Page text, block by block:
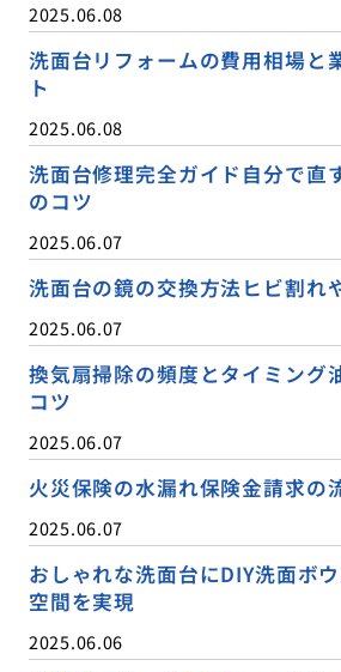
2025.06.08
洗面台リフォームの費用相場と
ト
2025.06.08
洗面台修理完全ガイド自分で直
のコツ
2025.06.07
洗面台の鏡の交換方法ヒビ割れ
2025.06.07
換気扇掃除の頻度とタイミング
コツ
2025.06.07
火災保険の水漏れ保険金請求の
2025.06.07
おしゃれな洗面台にDIY洗面ボ
空間を実現
2025.06.06